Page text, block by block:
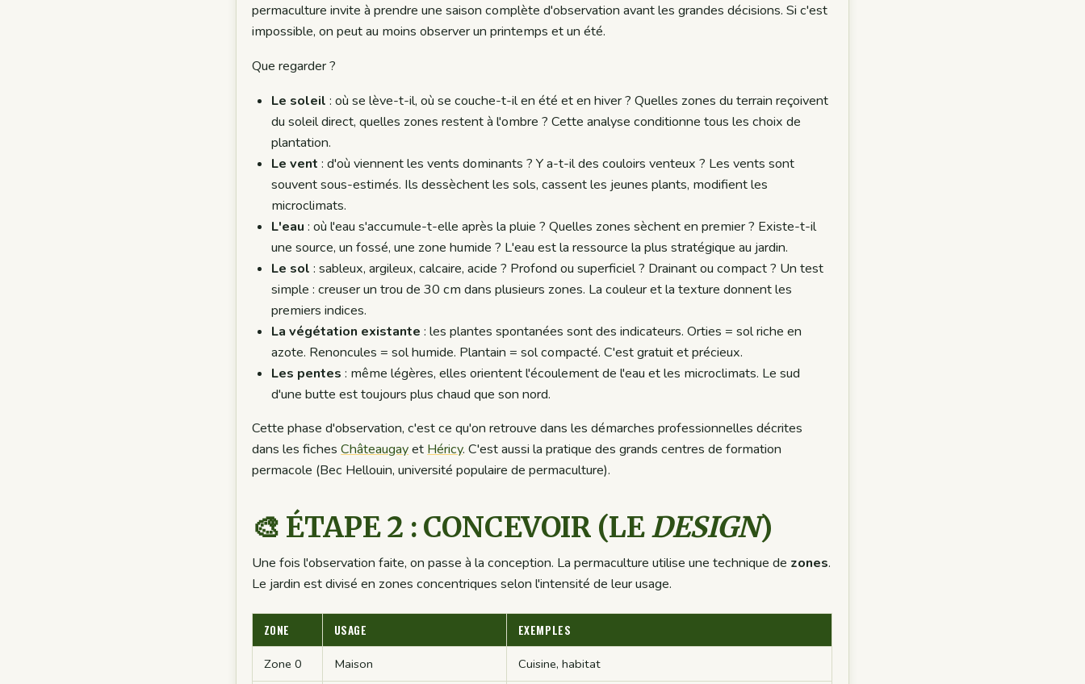
permaculture invite à prendre une saison complète d'observation avant les grandes décisions. Si c'est
impossible, on peut au moins observer un printemps et un été.
Que regarder ?
Le soleil : où se lève-t-il, où se couche-t-il en été et en hiver ? Quelles zones du terrain reçoivent
du soleil direct, quelles zones restent à l'ombre ? Cette analyse conditionne tous les choix de
plantation.
Le vent : d'où viennent les vents dominants ? Y a-t-il des couloirs venteux ? Les vents sont
souvent sous-estimés. Ils dessèchent les sols, cassent les jeunes plants, modifient les
microclimats.
L'eau : où l'eau s'accumule-t-elle après la pluie ? Quelles zones sèchent en premier ? Existe-t-il
une source, un fossé, une zone humide ? L'eau est la ressource la plus stratégique au jardin.
Le sol : sableux, argileux, calcaire, acide ? Profond ou superficiel ? Drainant ou compact ? Un test
simple : creuser un trou de 30 cm dans plusieurs zones. La couleur et la texture donnent les
premiers indices.
La végétation existante : les plantes spontanées sont des indicateurs. Orties = sol riche en
azote. Renoncules = sol humide. Plantain = sol compacté. C'est gratuit et précieux.
Les pentes : même légères, elles orientent l'écoulement de l'eau et les microclimats. Le sud
d'une butte est toujours plus chaud que son nord.
Cette phase d'observation, c'est ce qu'on retrouve dans les démarches professionnelles décrites
dans les fichesChâteaugayetHéricy. C'est aussi la pratique des grands centres de formation
permacole (Bec Hellouin, université populaire de permaculture).
🎨 ÉTAPE 2 : CONCEVOIR (LEDESIGN)
Une fois l'observation faite, on passe à la conception. La permaculture utilise une technique de zones.
Le jardin est divisé en zones concentriques selon l'intensité de leur usage.
ZONE USAGE EXEMPLES
Zone 0 Maison Cuisine, habitat